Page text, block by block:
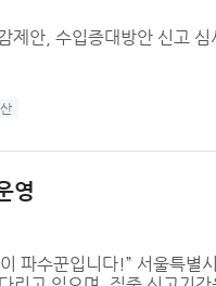
안, 수입증대방안 신고
영
파수꾼입니다!” 서울특별시